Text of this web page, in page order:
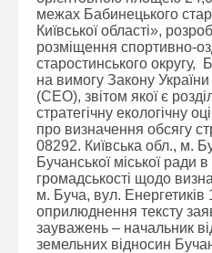
межах Бабинецького
Київської області»,
розміщення спортивно-
старостинського округу,
на вимогу Закону України
(СЕО), звітом якої є
стратегічну екологічну
про визначення обсягу
08292. Київська обл., м.
Бучанської міської ради
громадськості щодо
м. Буча, вул. Енергетиків
оприлюднення тексту
зауважень – начальник
земельних відносин